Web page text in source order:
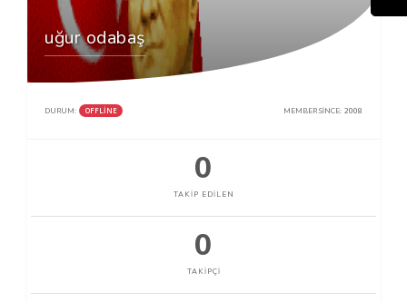
uğur odabaş
DURUM: OFFLINE MEMBER SINCE: 2008
0
TAKIP EDILEN
0
TAKIPÇI